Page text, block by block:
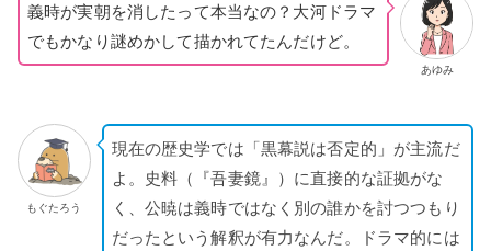
あゆみ
義時が実朝を消したって本当なの？大河ドラマ
でもかなり謎めかして描かれてたんだけど。
もぐたろう
現在の歴史学では「黒幕説は否定的」が主流だ
よ。史料（『吾妻鏡』）に直接的な証拠がな
く、公暁は義時ではなく別の誰かを討つつもり
だったという解釈が有力なんだ。ドラマ的には